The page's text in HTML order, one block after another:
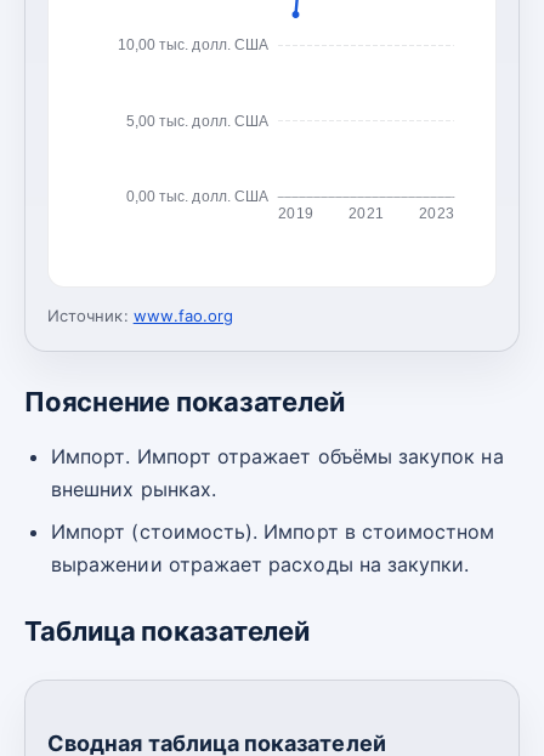
0,00 тыс. долл. США
5,00 тыс. долл. США
10,00 тыс. долл. США
2019 2021 2023
Источник: www.fao.org
Пояснение показателей
Импорт. Импорт отражает объёмы закупок на
внешних рынках.
Импорт (стоимость). Импорт в стоимостном
выражении отражает расходы на закупки.
Таблица показателей
Сводная таблица показателей